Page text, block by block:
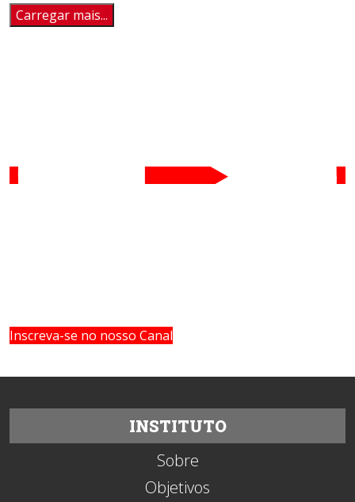
Carregar mais...
Inscreva-se no nosso Canal
INSTITUTO
Sobre
Objetivos